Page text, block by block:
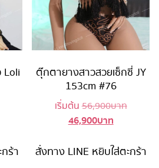
Loli
บาท.
ร้า
ตุ๊กตายางสาวสวยเซ็กซี่ JY
153cm #76
เริ่มต้น56,900บาทOriginal
56,900
46,900บาทCurrent
is:
สั่งทาง LINE หยิบใส่ตะกร้า